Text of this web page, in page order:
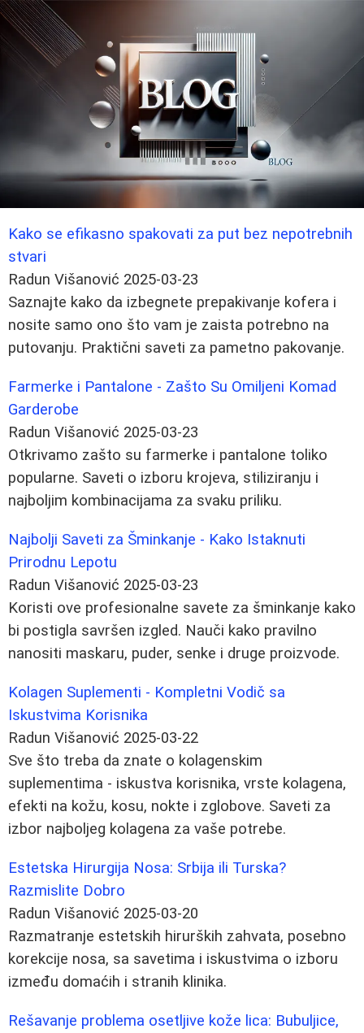
Kako se efikasno spakovati za put bez nepotrebnih
stvari
Radun Višanović 2025-03-23
Saznajte kako da izbegnete prepakivanje kofera i
nosite samo ono što vam je zaista potrebno na
putovanju. Praktični saveti za pametno pakovanje.
Farmerke i Pantalone - Zašto Su Omiljeni Komad
Garderobe
Radun Višanović 2025-03-23
Otkrivamo zašto su farmerke i pantalone toliko
popularne. Saveti o izboru krojeva, stiliziranju i
najboljim kombinacijama za svaku priliku.
Najbolji Saveti za Šminkanje - Kako Istaknuti
Prirodnu Lepotu
Radun Višanović 2025-03-23
Koristi ove profesionalne savete za šminkanje kako
bi postigla savršen izgled. Nauči kako pravilno
nanositi maskaru, puder, senke i druge proizvode.
Kolagen Suplementi - Kompletni Vodič sa
Iskustvima Korisnika
Radun Višanović 2025-03-22
Sve što treba da znate o kolagenskim
suplementima - iskustva korisnika, vrste kolagena,
efekti na kožu, kosu, nokte i zglobove. Saveti za
izbor najboljeg kolagena za vaše potrebe.
Estetska Hirurgija Nosa: Srbija ili Turska?
Razmislite Dobro
Radun Višanović 2025-03-20
Razmatranje estetskih hirurških zahvata, posebno
korekcije nosa, sa savetima i iskustvima o izboru
između domaćih i stranih klinika.
Rešavanje problema osetljive kože lica: Bubuljice,